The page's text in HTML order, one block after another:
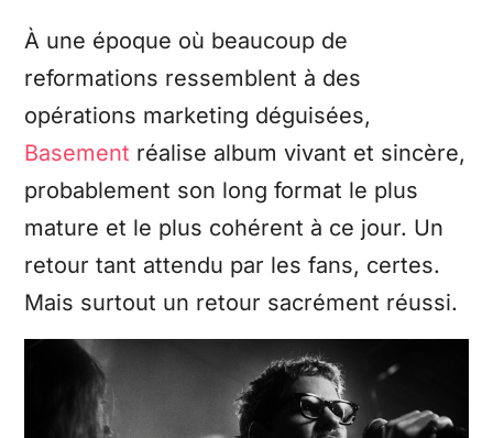
À une époque où beaucoup de
reformations ressemblent à des
opérations marketing déguisées,
Basement réalise album vivant et sincère,
probablement son long format le plus
mature et le plus cohérent à ce jour. Un
retour tant attendu par les fans, certes.
Mais surtout un retour sacrément réussi.